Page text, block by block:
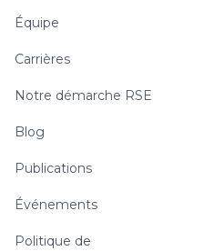
Équipe
Carrières
Notre démarche RSE
Blog
Publications
Événements
Politique de